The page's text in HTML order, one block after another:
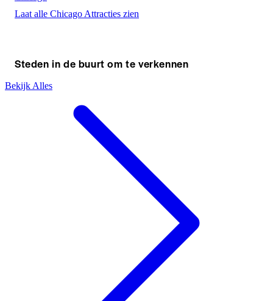
Laat alle Chicago Attracties zien
Steden in de buurt om te verkennen
Bekijk Alles